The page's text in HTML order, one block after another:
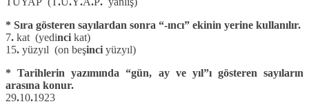
* Sıra gösteren sayılardan sonra “-ıncı” ekinin yerine kullanılır.
7. kat (yedinci kat)
15. yüzyıl (on beşinci yüzyıl)
* Tarihlerin yazımında “gün, ay ve yıl”ı gösteren sayıların
arasına konur.
29.10.1923